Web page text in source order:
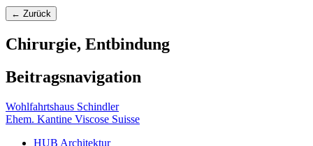
← Zurück
Chirurgie, Entbindung
Beitragsnavigation
Wohlfahrtshaus Schindler
Ehem. Kantine Viscose Suisse
HUB Architektur